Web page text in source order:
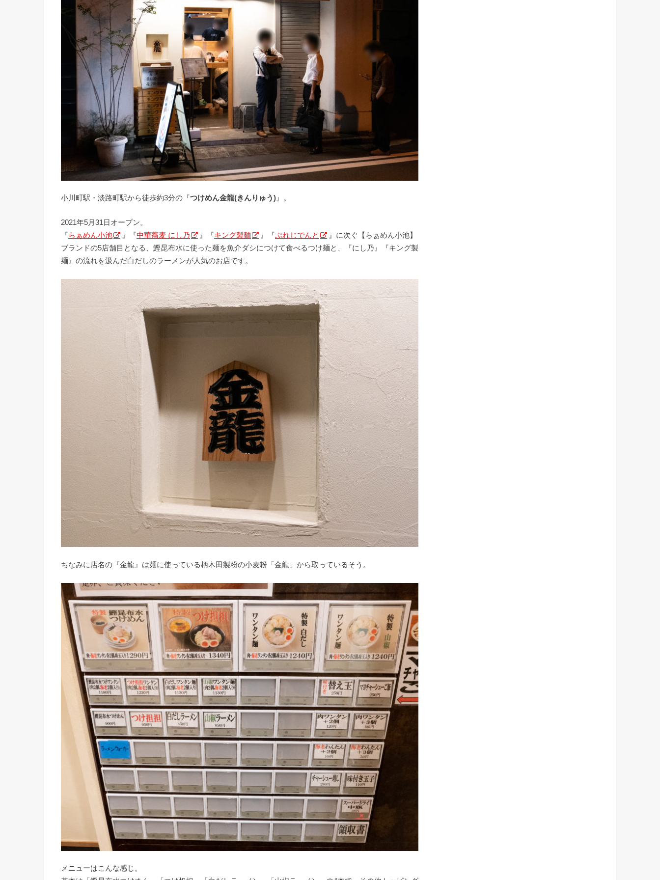
小川町駅・淡路町駅から徒歩約3分の『つけめん金龍(きんりゅう) 』。
2021年5月31日オープン。
『らぁめん小池 』『中華蕎麦 にし乃 』『キング製麺 』『ぷれじでんと
』に次ぐ【らぁめん小池】
ブランドの5店舗目となる、鰹昆布水に使った麺を魚介ダシにつけて食べるつけ麺と、『にし乃』『キング製
麺』の流れを汲んだ白だしのラーメンが人気のお店です。
ちなみに店名の『金龍』は麺に使っている柄木田製粉の小麦粉「金龍」から取っているそう。
メニューはこんな感じ。